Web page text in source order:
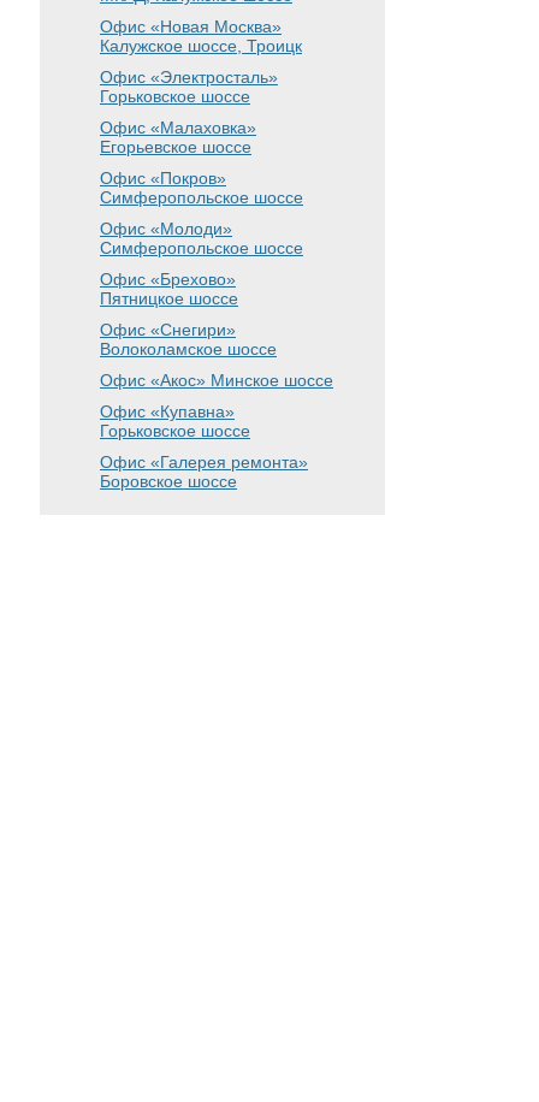
Офис «Новая Москва»
Калужское шоссе, Троицк
Офис «Электросталь»
Горьковское шоссе
Офис «Малаховка»
Егорьевское шоссе
Офис «Покров»
Симферопольское шоссе
Офис «Молоди»
Симферопольское шоссе
Офис «Брехово»
Пятницкое шоссе
Офис «Снегири»
Волоколамское шоссе
Офис «Акос» Минское шоссе
Офис «Купавна»
Горьковское шоссе
Офис «Галерея ремонта»
Боровское шоссе